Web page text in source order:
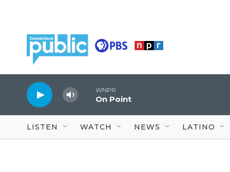
WNPR
On Point
LISTEN WATCH NEWS LATINO